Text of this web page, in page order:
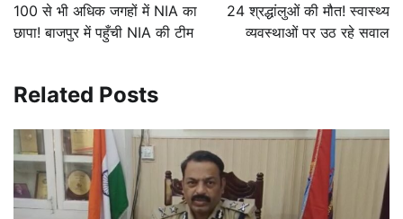
100 से भी अधिक जगहों में NIA का
छापा! बाजपुर में पहुँची NIA की टीम
24 श्रद्धांलुओं की मौत! स्वास्थ्य
व्यवस्थाओं पर उठ रहे सवाल
Related Posts